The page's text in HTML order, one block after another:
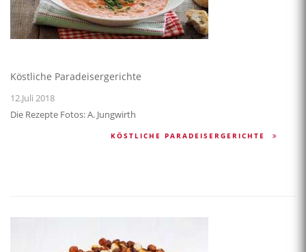
Köstliche Paradeisergerichte
12.Juli 2018
Die Rezepte Fotos: A. Jungwirth
KÖSTLICHE PARADEISERGERICHTE